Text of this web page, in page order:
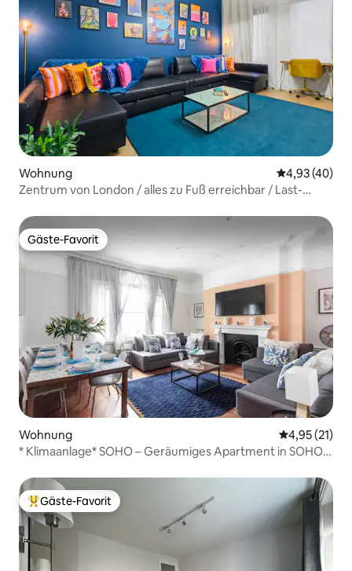
Wohnung
4,93 (40)
Zentrum von London / alles zu Fuß erreichbar / Last-
Gäste-Favorit
Gäste-Favorit
Wohnung
4,95 (21)
* Klimaanlage* SOHO – Geräumiges Apartment in SOHO
Beliebter Gäste-Favorit.
Gäste-Favorit